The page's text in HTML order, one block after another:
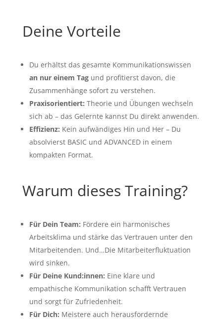
Deine Vorteile
Du erhältst das gesamte Kommunikationswissen
an nur einem Tagund profitierst davon, die
Zusammenhänge sofort zu verstehen.
Praxisorientiert: Theorie und Übungen wechseln
sich ab – das Gelernte kannst Du direkt anwenden.
Effizienz: Kein aufwändiges Hin und Her – Du
absolvierst BASIC und ADVANCED in einem
kompakten Format.
Warum dieses Training?
Für Dein Team: Fördere ein harmonisches
Arbeitsklima und stärke das Vertrauen unter den
Mitarbeitenden. Und…Die Mitarbeiterfluktuation
wird sinken.
Für Deine Kund:innen: Eine klare und
empathische Kommunikation schafft Vertrauen
und sorgt für Zufriedenheit.
Für Dich: Meistere auch herausfordernde